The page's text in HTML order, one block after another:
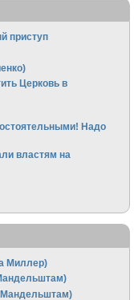
приступ
Церковь в
Надо
властям на
Миллер)
Мандельштам)